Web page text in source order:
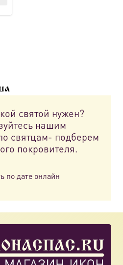
на
товара.святой нужен?
нашим
святцам- подберем
покровителя.
по дате онлайн